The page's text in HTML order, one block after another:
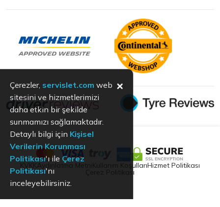
Aydınlatma Metni Kullanım KoşullarıHizmet Politikası
Çerez Politikası
Çerezler, servislet.com web
sitesini ve hizmetlerimizi
daha etkin bir şekilde
sunmamızı sağlamaktadır.
Detaylı bilgi için Kişisel
Verilerin Korunması
Politikası'ı ile Çerez
Politikası'nı
inceleyebilirsiniz.
×